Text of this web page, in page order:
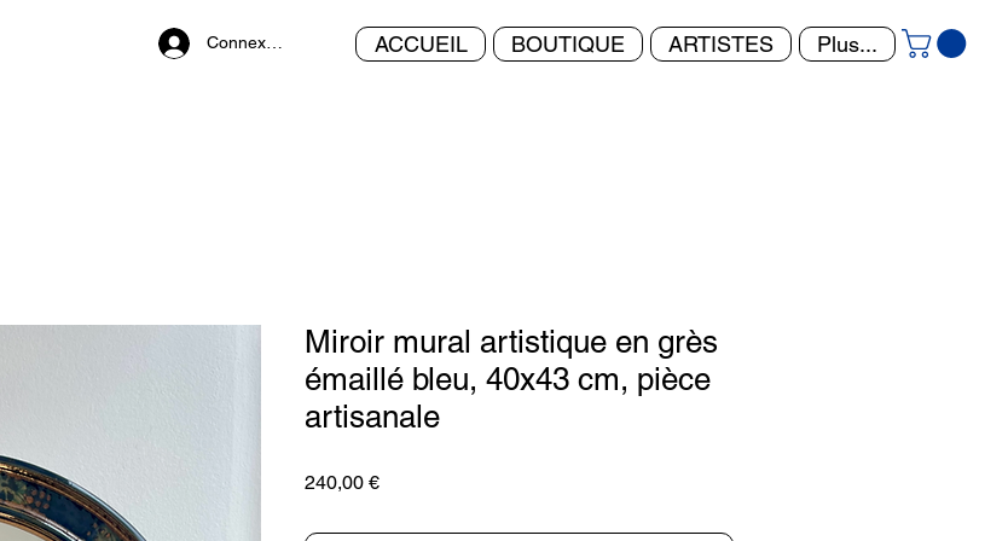
Connexion ACCUEIL BOUTIQUE ARTISTES Plus...
Miroir mural artistique en grès
émaillé bleu, 40x43 cm, pièce
artisanale
240,00 €Prix